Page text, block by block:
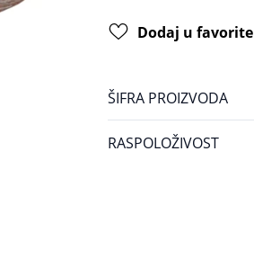
Dodaj u favorite
ŠIFRA PROIZVODA
RASPOLOŽIVOST